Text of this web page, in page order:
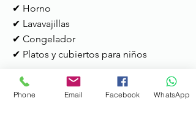
✔ Horno
✔ Lavavajillas
✔ Congelador
✔ Platos y cubiertos para niños
✔ Botiquín de primeros auxilios
✔ Extintor de incendios
Phone Email Facebook WhatsApp